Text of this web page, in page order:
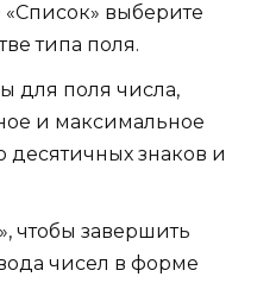
выберите
типа поля.
для поля числа,
и максимальное
десятичных знаков и
чтобы завершить
чисел в форме